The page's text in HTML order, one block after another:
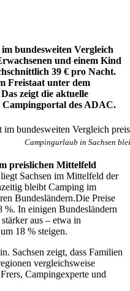
bundesweiten Vergleich
und einem Kind
39 € pro Nacht.
Freistaat unter dem
zeigt die aktuelle
Campingportal des ADAC.
Campingurlaub in Sachsen
preislichen Mittelfeld
Sachsen im Mittelfeld der
bleibt Camping im
Bundesländern.Die Preise
%. In einigen Bundesländern
aus – etwa in
18 % steigen.
Sachsen zeigt, dass Familien
vergleichsweise
Campingexperte und